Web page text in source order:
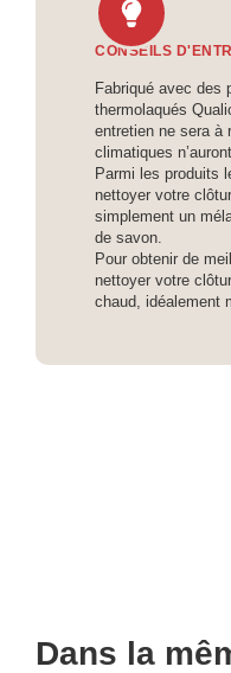
CONSEILS
Fabriqué avec des
thermolaqués
entretien ne sera à
climatiques
Parmi les produits
nettoyer votre
simplement un
de savon.
Pour obtenir de
nettoyer votre
chaud, idéalement
Dans la